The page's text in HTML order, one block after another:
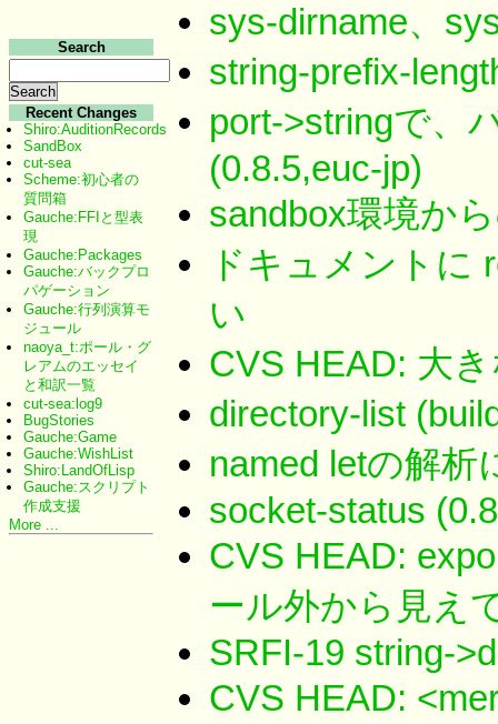
sys-dirname、
string-prefix-
port->stringで、
(0.8.5,euc-jp)
sandbox環境か
ドキュメントに
い
CVS HEAD: 大
directory-list
named letの解析
socket-status
CVS HEAD:
ール外から見え
SRFI-19 string-
CVS HEAD:
Search
Recent Changes
Shiro:AuditionRecords
SandBox
cut-sea
Scheme:初心者の
質問箱
Gauche:FFIと型表
現
Gauche:Packages
Gauche:バックプロ
パゲーション
Gauche:行列演算モ
ジュール
naoya_t:ポール・グ
レアムのエッセイ
と和訳一覧
cut-sea:log9
BugStories
Gauche:Game
Gauche:WishList
Shiro:LandOfLisp
Gauche:スクリプト
作成支援
More ...